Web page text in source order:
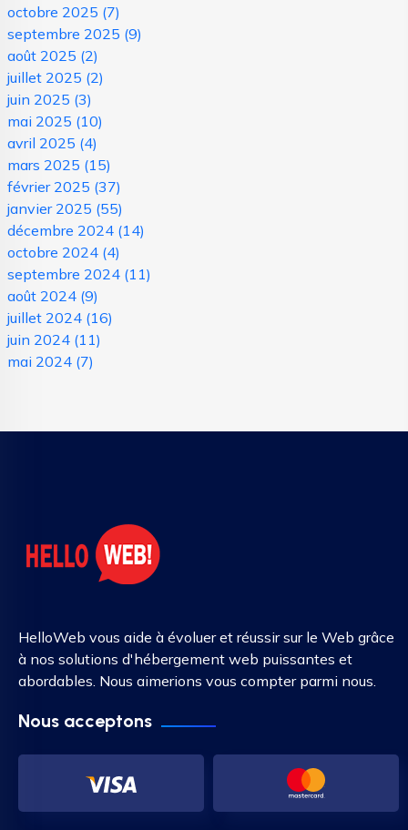
octobre 2025 (7)
septembre 2025 (9)
août 2025 (2)
juillet 2025 (2)
juin 2025 (3)
mai 2025 (10)
avril 2025 (4)
mars 2025 (15)
février 2025 (37)
janvier 2025 (55)
décembre 2024 (14)
octobre 2024 (4)
septembre 2024 (11)
août 2024 (9)
juillet 2024 (16)
juin 2024 (11)
mai 2024 (7)
HelloWeb vous aide à évoluer et réussir sur le Web grâce
à nos solutions d'hébergement web puissantes et
abordables. Nous aimerions vous compter parmi nous.
Nous acceptons